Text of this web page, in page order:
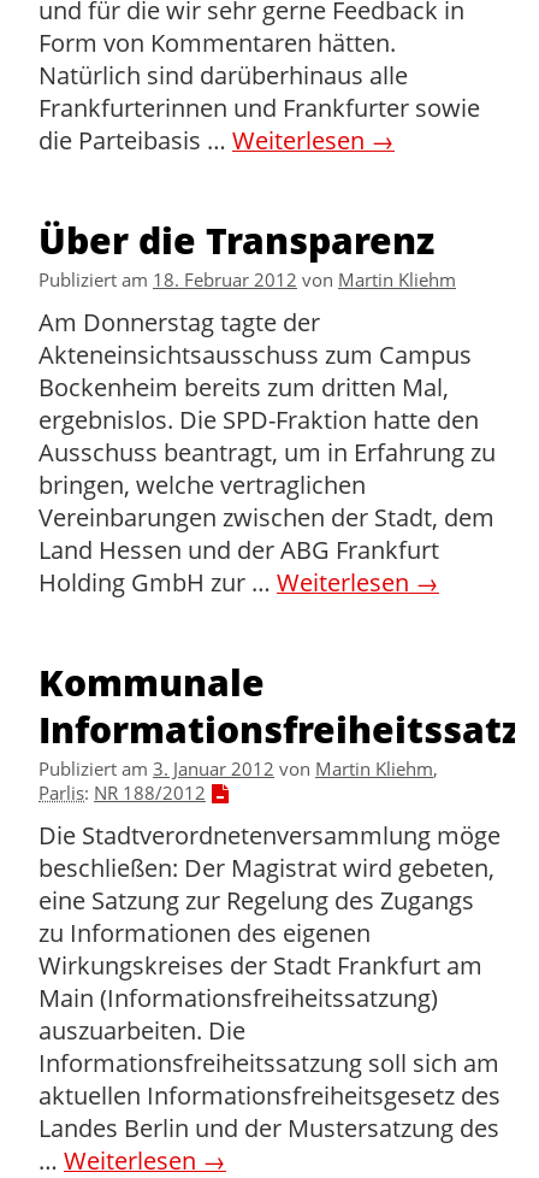
und für die wir sehr gerne Feedback in
Form von Kommentaren hätten.
Natürlich sind darüberhinaus alle
Frankfurterinnen und Frankfurter sowie
die Parteibasis … Weiterlesen →
Über die Transparenz
Publiziert am 18. Februar 2012 von Martin Kliehm
Am Donnerstag tagte der
Akteneinsichtsausschuss zum Campus
Bockenheim bereits zum dritten Mal,
ergebnislos. Die SPD-Fraktion hatte den
Ausschuss beantragt, um in Erfahrung zu
bringen, welche vertraglichen
Vereinbarungen zwischen der Stadt, dem
Land Hessen und der ABG Frankfurt
Holding GmbH zur … Weiterlesen →
Kommunale
Publiziert am 3. Januar 2012 von Martin Kliehm,
Parlis: NR 188/2012
Die Stadtverordnetenversammlung möge
beschließen: Der Magistrat wird gebeten,
eine Satzung zur Regelung des Zugangs
zu Informationen des eigenen
Wirkungskreises der Stadt Frankfurt am
Main (Informationsfreiheitssatzung)
auszuarbeiten. Die
Informationsfreiheitssatzung soll sich am
aktuellen Informationsfreiheitsgesetz des
Landes Berlin und der Mustersatzung des
… Weiterlesen →